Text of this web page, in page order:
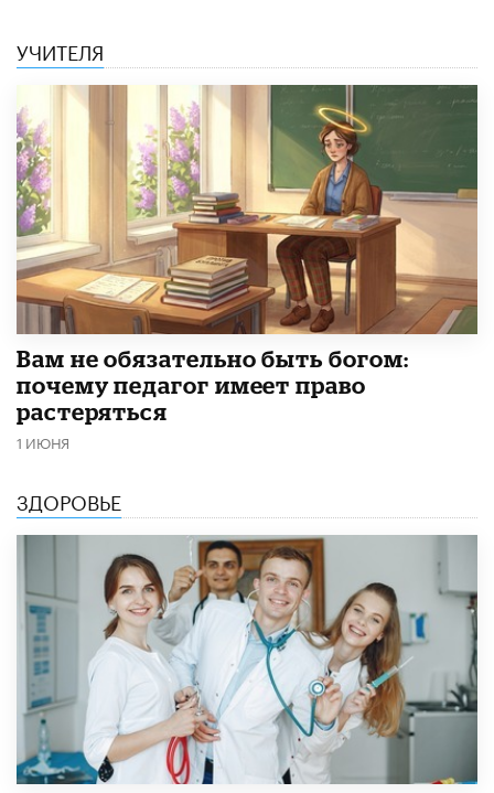
УЧИТЕЛЯ
​Вам не обязательно быть богом:
почему педагог имеет право
растеряться
1 ИЮНЯ
ЗДОРОВЬЕ